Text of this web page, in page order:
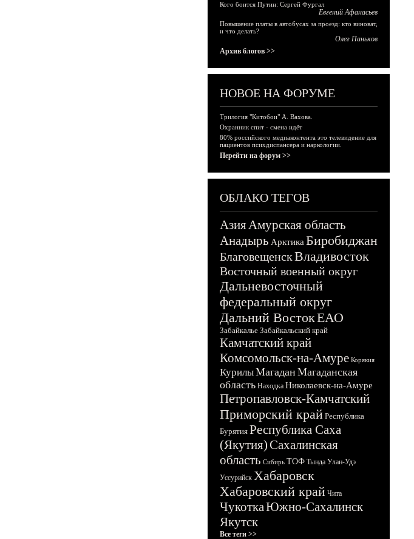
Кого боится Путин: Сергей Фургал
Евгений Афанасьев
Повышение платы в автобусах за проезд: кто виноват,
и что делать?
Олег Паньков
Архив блогов >>
НОВОЕ НА ФОРУМЕ
Трилогия "Китобои" А. Вахова.
Охранник спит - смена идёт
80% российского медиаконтента это телевидение для
пациентов психдиспансера и наркологии.
Перейти на форум >>
ОБЛАКО ТЕГОВ
АзияАмурская область
Анадырь Арктика Биробиджан
БлаговещенскВладивосток
Восточный военный округ
Дальневосточный
федеральный округ
Дальний ВостокЕАО
Забайкалье Забайкальский край
Камчатский край
Комсомольск-на-Амуре Корякия
КурилыМагадан Магаданская
область Находка Николаевск-на-Амуре
Петропавловск-Камчатский
Приморский край Республика
Бурятия Республика Саха
(Якутия)Сахалинская
область Сибирь ТОФ Тында Улан-Удэ
Уссурийск Хабаровск
Хабаровский край Чита
ЧукоткаЮжно-Сахалинск
Якутск
Все теги >>